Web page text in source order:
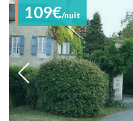
109€/nuit